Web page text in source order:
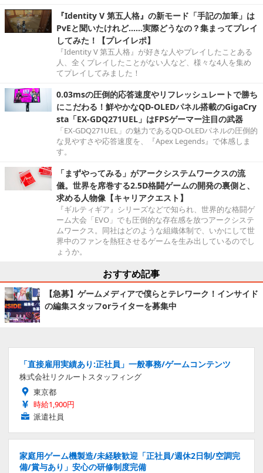
『Identity V 第五人格』の新モード「手記の加筆」は
PvEと聞いたけれど……実際どうなの？集まってプレイ
してみた！【プレイレポ】
『Identity V 第五人格』が好きな人やプレイしたことある
人、全くプレイしたことがない人など、様々な4人を集め
てプレイしてみました！
0.03msの圧倒的応答速度やリフレッシュレートで勝ち
にこだわる！鮮やかなQD-OLEDパネル搭載のGigaCry
sta「EX-GDQ271UEL」はFPSゲーマー注目の武器
「EX-GDQ271UEL」の魅力であるQD-OLEDパネルの圧倒的
な見やすさや応答速度を、『Apex Legends』で体感しま
す。
「まずやってみる」がアークシステムワークスの流
儀。世界を席巻する2.5D格闘ゲームの開発の裏側と、
求める人物像【キャリアクエスト】
『ギルティギア』シリーズなどで知られ、世界的な格闘ゲ
ーム大会「EVO」でも圧倒的な存在感を放つアークシステ
ムワークス。同社はどのような組織体制で、いかにして世
界中のファンを熱狂させるゲームを生み出しているのでし
ょうか。
おすすめ記事
【急募】ゲームメディアで僕らとテレワーク！インサイド
の編集スタッフorライターを募集中
「直接雇用実績あり:正社員」一般事務/ゲームコンテンツ
株式会社リクルートスタッフィング
東京都
時給1,900円
派遣社員
家庭用ゲーム機製造/未経験歓迎「正社員/週休2日制/空調完
備/賞与あり」安心の研修制度完備